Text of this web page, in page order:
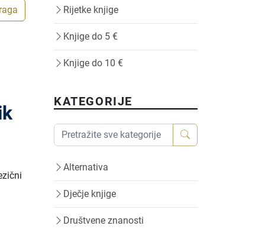
Rijetke knjige
Knjige do 5 €
Knjige do 10 €
KATEGORIJE
Alternativa
Dječje knjige
Društvene znanosti